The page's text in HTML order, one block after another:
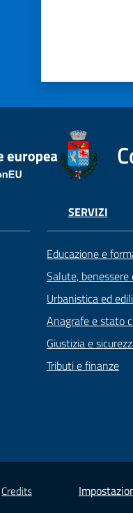
SERVIZI
Educazione e
Salute,
Urbanistica ed
Anagrafe e stato
Giustizia e
Tributi e finanze
Credits